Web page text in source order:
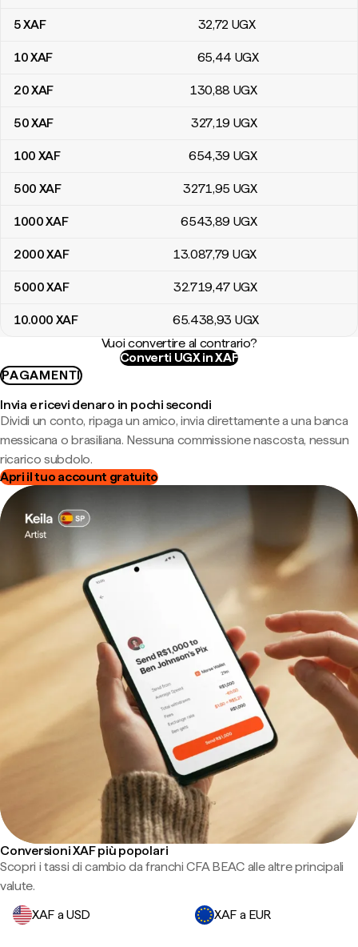
5XAF 32,72 UGX
10XAF 65,44 UGX
20XAF 130,88 UGX
50XAF 327,19 UGX
100 XAF 654,39 UGX
500 XAF 3271,95 UGX
1000XAF 6543,89 UGX
2000XAF 13.087,79 UGX
5000XAF 32.719,47 UGX
10.000 XAF 65.438,93 UGX
Vuoi convertire al contrario?
Converti UGX in XAF
PAGAMENTI
Invia e ricevi denaro in pochi secondi
Dividi un conto, ripaga un amico, invia direttamente a una banca
messicana o brasiliana. Nessuna commissione nascosta, nessun
ricarico subdolo.
Apri il tuo account gratuito
Conversioni XAF più popolari
Scopri i tassi di cambio da franchi CFA BEAC alle altre principali
valute.
XAF a USD
XAF a EUR